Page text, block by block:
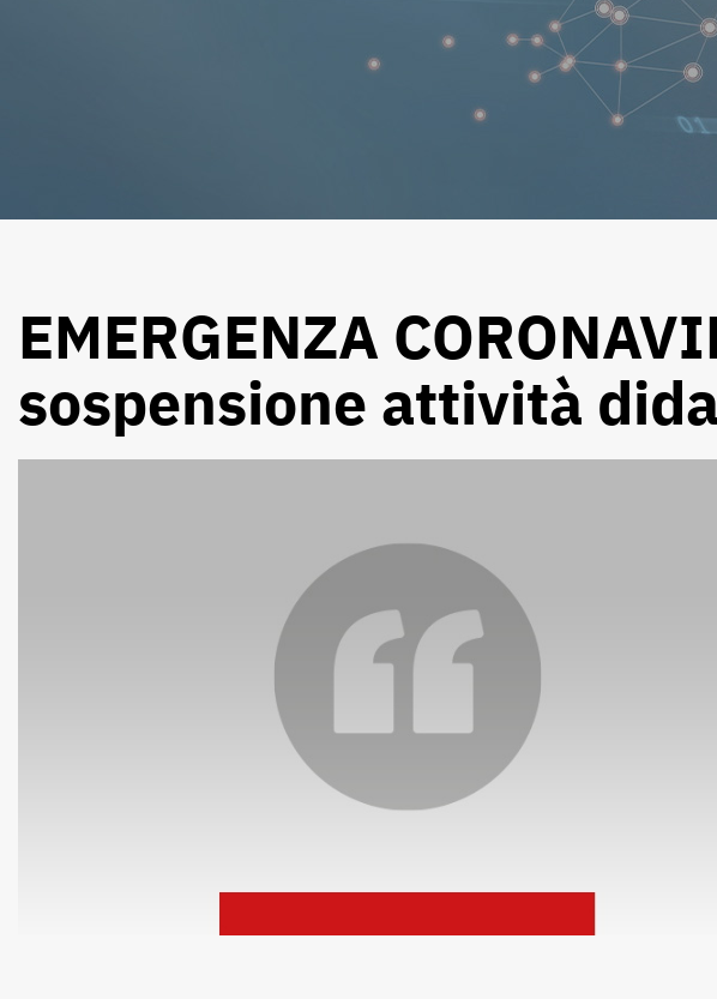
EMERGENZA
sospensione attività